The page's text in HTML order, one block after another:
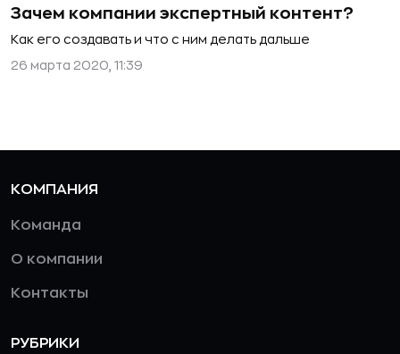
Зачем компании экспертный контент?
Как его создавать и что с ним делать дальше
26 марта 2020, 11:39
КОМПАНИЯ
Команда
О компании
Контакты
РУБРИКИ